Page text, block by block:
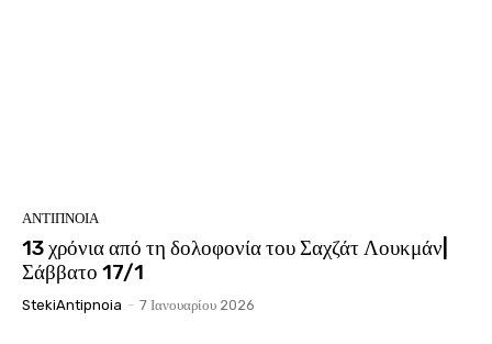
ΑΝΤΊΠΝΟΙΑ
13 χρόνια από τη δολοφονία του Σαχζάτ Λουκμάν|
Σάββατο 17/1
StekiAntipnoia - 7 Ιανουαρίου 2026